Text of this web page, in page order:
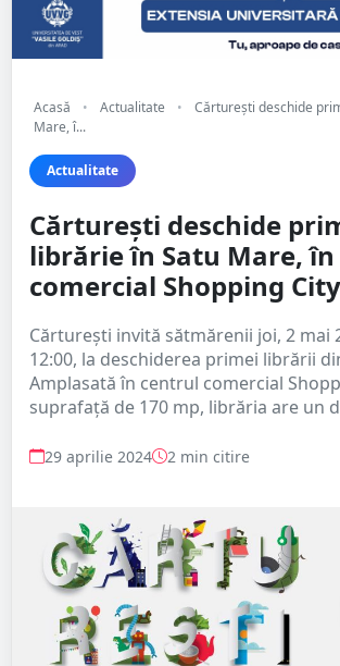
Acasă • Actualitate •
Cărturești deschide
Mare, î...
Actualitate
Cărturești deschide
librărie în Satu Mare,
comercial Shopping City
Cărturești invită sătmărenii joi, 2 mai
12:00, la deschiderea primei librării
Amplasată în centrul comercial
suprafață de 170 mp, librăria are un
29 aprilie 2024 2 min citire